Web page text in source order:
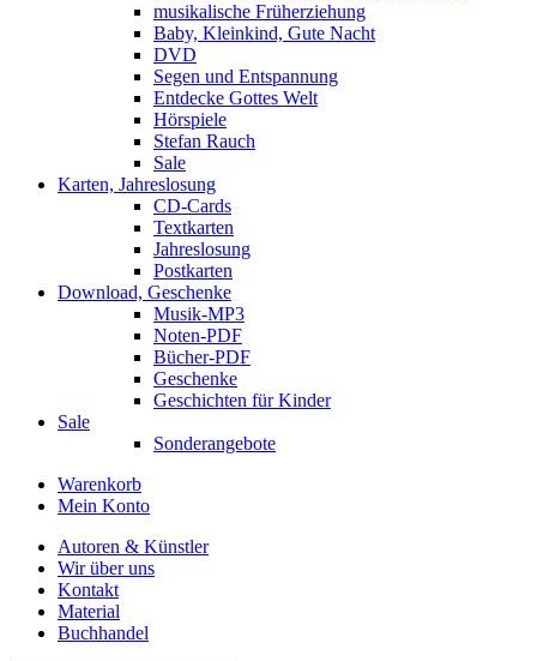
musikalische Früherziehung
Baby, Kleinkind, Gute Nacht
DVD
Segen und Entspannung
Entdecke Gottes Welt
Hörspiele
Stefan Rauch
Sale
Karten, Jahreslosung
CD-Cards
Textkarten
Jahreslosung
Postkarten
Download, Geschenke
Musik-MP3
Noten-PDF
Bücher-PDF
Geschenke
Geschichten für Kinder
Sale
Sonderangebote
Warenkorb
Mein Konto
Autoren & Künstler
Wir über uns
Kontakt
Material
Buchhandel